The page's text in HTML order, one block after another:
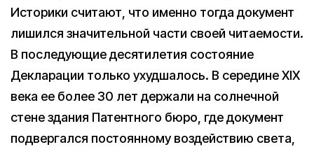
Историки считают, что именно тогда документ
лишился значительной части своей читаемости.
В последующие десятилетия состояние
Декларации только ухудшалось. В середине XIX
века ее более 30 лет держали на солнечной
стене здания Патентного бюро, где документ
подвергался постоянному воздействию света,